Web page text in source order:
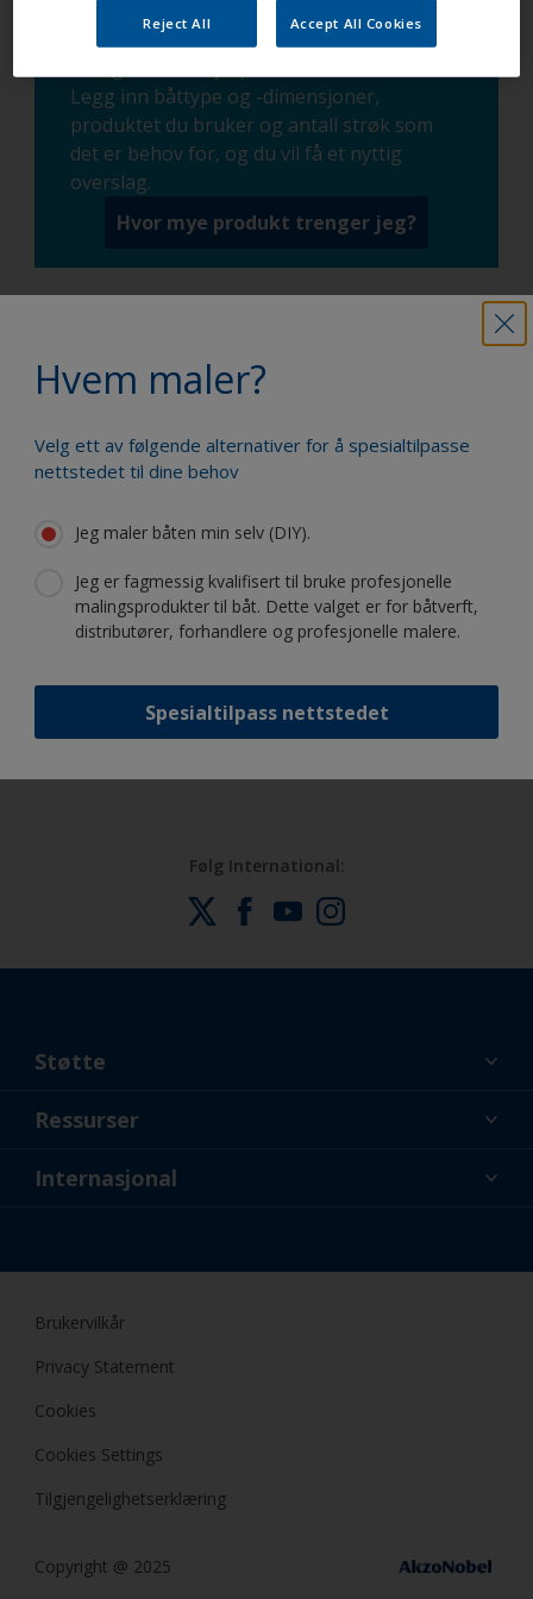
Du kan bruke malingskalkulatoren vår til å
Legg inn båttype og -dimensjoner,
produktet du bruker og antall strøk som
det er behov for, og du vil få et nyttig
overslag.
Hvor mye produkt trenger jeg?
Hvem maler?
Velg ett av følgende alternativer for å spesialtilpasse
nettstedet til dine behov
Jeg maler båten min selv (DIY).
Jeg er fagmessig kvalifisert til bruke profesjonelle
malingsprodukter til båt. Dette valget er for båtverft,
distributører, forhandlere og profesjonelle malere.
Spesialtilpass nettstedet
Finn de beste produktene for å holde
Få all den støtten du trenger til føle
og vitenskapelige kompetanse
Følg International:
Støtte
Om oss
Ressurser
Nyheter
Internasjonal
Brukervilkår
Privacy Statement
Cookies
Cookies Settings
Tilgjengelighetserklæring
Copyright @ 2025
Reject All Accept All Cookies